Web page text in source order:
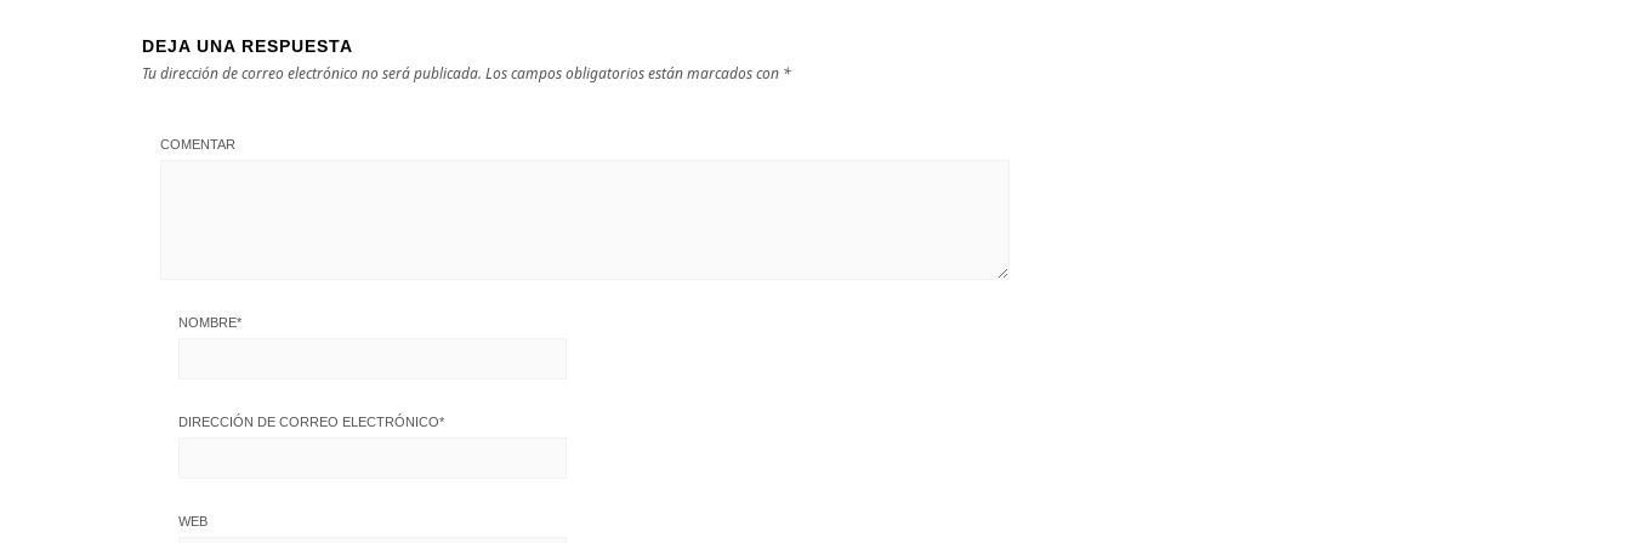
DEJA UNA RESPUESTA
Tu dirección de correo electrónico no será publicada. Los campos obligatorios están marcados con *
COMENTAR
NOMBRE*
DIRECCIÓN DE CORREO ELECTRÓNICO*
WEB